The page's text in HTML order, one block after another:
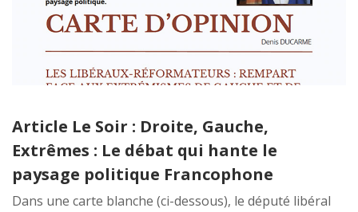
Article Le Soir : Droite, Gauche,
Extrêmes : Le débat qui hante le
paysage politique Francophone
Dans une carte blanche (ci-dessous), le député libéral